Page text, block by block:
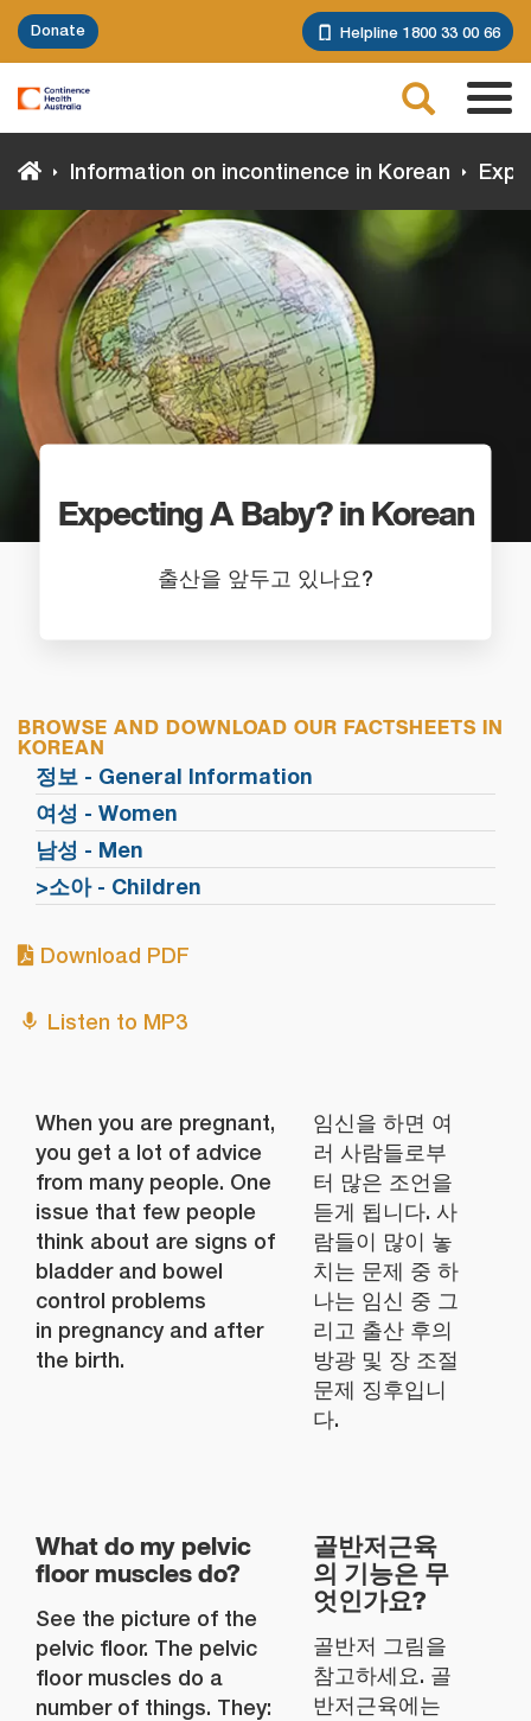
Skip
to
content
Donate Helpline 1800 33 00 66
Search
Information on incontinence in Korean
Expecting A Baby? in Korean
출산을 앞두고 있나요?
BROWSE AND DOWNLOAD OUR FACTSHEETS IN
KOREAN
정보 - General Information
여성 - Women
남성 - Men
>소아 - Children
Download PDF
Listen to MP3
When you are pregnant,
you get a lot of advice
from many people. One
issue that few people
think about are signs of
bladder and bowel
control problems
in pregnancy and after
the birth.
임신을 하면 여
러 사람들로부
터 많은 조언을
듣게 됩니다. 사
람들이 많이 놓
치는 문제 중 하
나는 임신 중 그
리고 출산 후의
방광 및 장 조절
문제 징후입니
다.
What do my pelvic
floor muscles do?
See the picture of the
pelvic floor. The pelvic
floor muscles do a
number of things. They:
골반저근육
의 기능은 무
엇인가요?
골반저 그림을
참고하세요. 골
반저근육에는